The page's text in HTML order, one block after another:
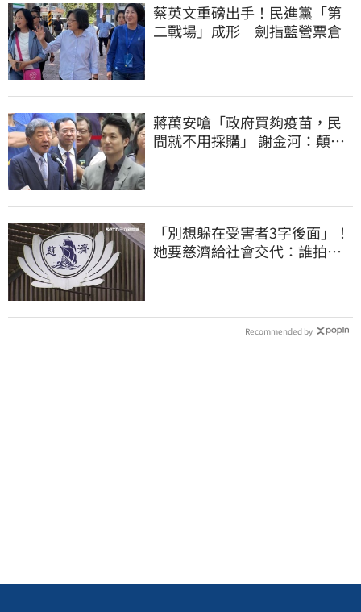
蔡英文重磅出手！民進黨「第
二戰場」成形 劍指藍營票倉
蔣萬安嗆「政府買夠疫苗，民
間就不用採購」 謝金河：顛倒
「別想躲在受害者3字後面」！
她要慈濟給社會交代：誰拍板
Recommended by